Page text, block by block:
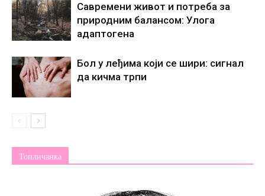
Савремени живот и потреба за
природним балансом: Улога
адаптогена
Бол у леђима који се шири: сигнал
да кичма трпи
Топличанка